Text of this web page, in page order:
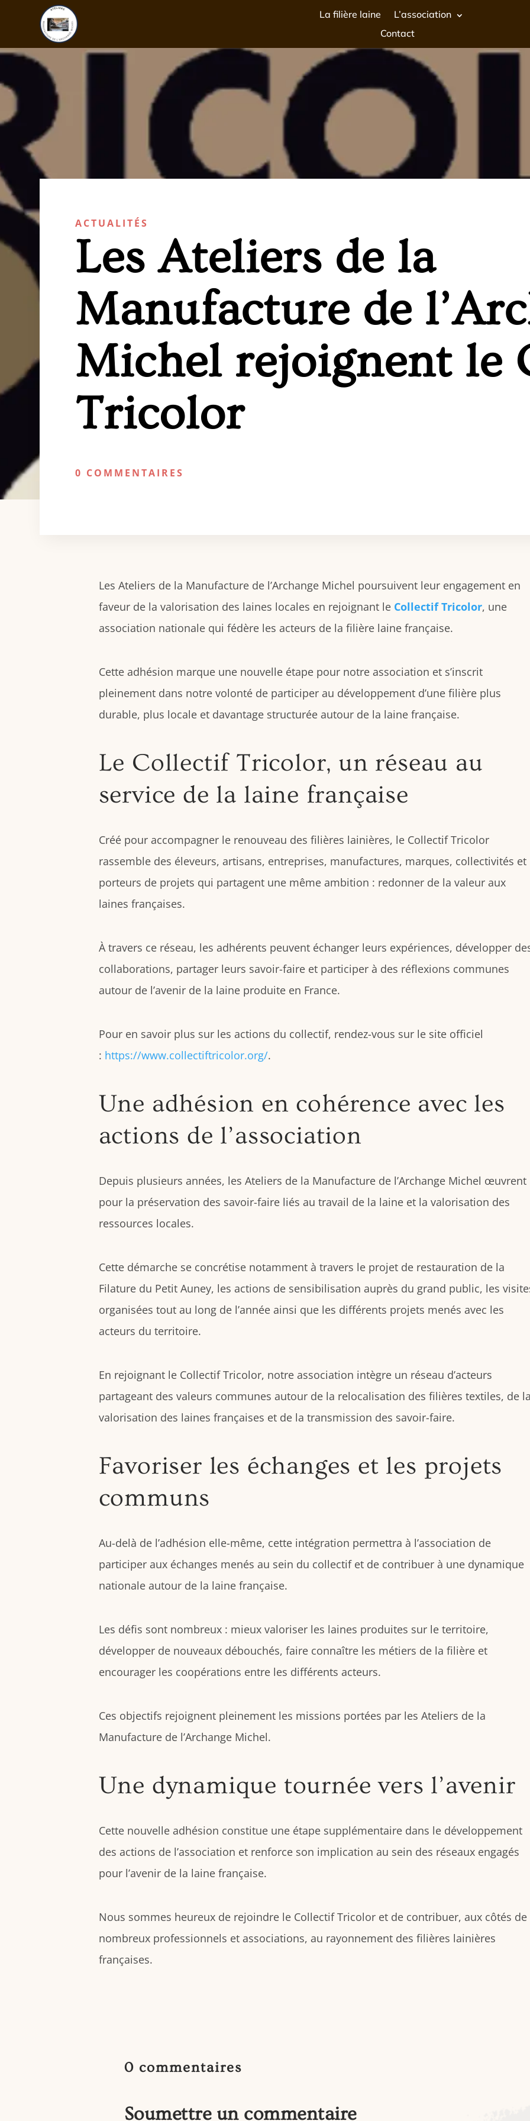
La filière laine
L’association
Contact
ACTUALITÉS
Les Ateliers de la
Manufacture de
Michel rejoignent le
Tricolor
0 COMMENTAIRES
Les Ateliers de la Manufacture de l’Archange Michel poursuivent leur engagement en
faveur de la valorisation des laines locales en rejoignant le Collectif Tricolor, une
association nationale qui fédère les acteurs de la filière laine française.
Cette adhésion marque une nouvelle étape pour notre association et s’inscrit
pleinement dans notre volonté de participer au développement d’une filière plus
durable, plus locale et davantage structurée autour de la laine française.
Le Collectif Tricolor, un réseau au
service de la laine française
Créé pour accompagner le renouveau des filières lainières, le Collectif Tricolor
rassemble des éleveurs, artisans, entreprises, manufactures, marques, collectivités et
porteurs de projets qui partagent une même ambition : redonner de la valeur aux
laines françaises.
À travers ce réseau, les adhérents peuvent échanger leurs expériences, développer
collaborations, partager leurs savoir-faire et participer à des réflexions communes
autour de l’avenir de la laine produite en France.
Pour en savoir plus sur les actions du collectif, rendez-vous sur le site officiel
: https://www.collectiftricolor.org/.
Une adhésion en cohérence avec les
actions de l’association
Depuis plusieurs années, les Ateliers de la Manufacture de l’Archange Michel œuvrent
pour la préservation des savoir-faire liés au travail de la laine et la valorisation des
ressources locales.
Cette démarche se concrétise notamment à travers le projet de restauration de la
Filature du Petit Auney, les actions de sensibilisation auprès du grand public, les
organisées tout au long de l’année ainsi que les différents projets menés avec les
acteurs du territoire.
En rejoignant le Collectif Tricolor, notre association intègre un réseau d’acteurs
partageant des valeurs communes autour de la relocalisation des filières textiles, de
valorisation des laines françaises et de la transmission des savoir-faire.
Favoriser les échanges et les projets
communs
Au-delà de l’adhésion elle-même, cette intégration permettra à l’association de
participer aux échanges menés au sein du collectif et de contribuer à une dynamique
nationale autour de la laine française.
Les défis sont nombreux : mieux valoriser les laines produites sur le territoire,
développer de nouveaux débouchés, faire connaître les métiers de la filière et
encourager les coopérations entre les différents acteurs.
Ces objectifs rejoignent pleinement les missions portées par les Ateliers de la
Manufacture de l’Archange Michel.
Une dynamique tournée vers l’avenir
Cette nouvelle adhésion constitue une étape supplémentaire dans le développement
des actions de l’association et renforce son implication au sein des réseaux engagés
pour l’avenir de la laine française.
Nous sommes heureux de rejoindre le Collectif Tricolor et de contribuer, aux côtés de
nombreux professionnels et associations, au rayonnement des filières lainières
françaises.
0 commentaires
Soumettre un commentaire